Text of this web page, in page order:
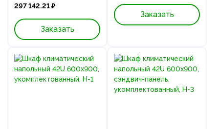
297 142.21 ₽
Заказать
Заказать